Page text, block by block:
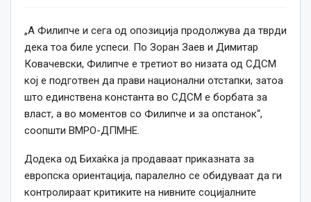
„А Филипче и сега од опозиција продолжува да тврди
дека тоа биле успеси. По Зоран Заев и Димитар
Ковачевски, Филипче е третиот во низата од СДСМ
кој е подготвен да прави национални отстапки, затоа
што единствена константа во СДСМ е борбата за
власт, а во моментов со Филипче и за опстанок“,
соопшти ВМРО-ДПМНЕ.
Додека од Бихаќка ја продаваат приказната за
европска ориентација, паралелно се обидуваат да ги
контролираат критиките на нивните социјалните